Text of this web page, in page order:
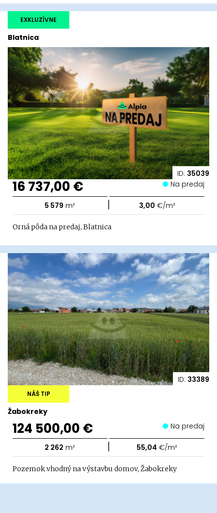
ID: 35039
Blatnica
EXKLUZÍVNE
16 737,00 € Na predaj
5 579 m² | 3,00 €/m²
Orná pôda na predaj, Blatnica
ID: 33389
Žabokreky
NÁŠ TIP
124 500,00 € Na predaj
2 262 m² | 55,04 €/m²
Pozemok vhodný na výstavbu domov, Žabokreky